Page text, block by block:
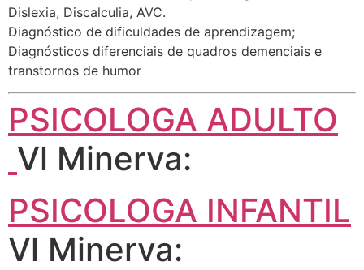
Dislexia, Discalculia, AVC.
Diagnóstico de dificuldades de aprendizagem;
Diagnósticos diferenciais de quadros demenciais e
transtornos de humor
PSICOLOGA ADULTO
Vl Minerva:
PSICOLOGA INFANTIL
Vl Minerva: